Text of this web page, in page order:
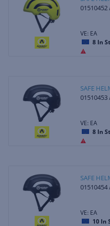
01510452
VE: EA
8 In
SAFE
01510453
VE: EA
8 In
SAFE
01510454
VE: EA
10 In